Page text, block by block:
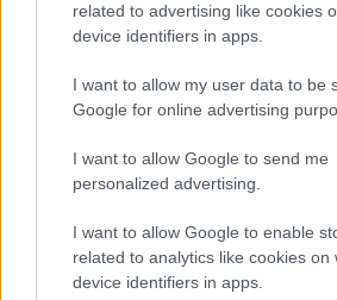
related to advertising like cookies
device identifiers in apps.
I want to allow my user data to be
Google for online advertising
I want to allow Google to send me
personalized advertising.
I want to allow Google to enable
related to analytics like cookies on
device identifiers in apps.
E-mail cím
Feliratkozom a hírlevélre és
FELIRATKOZÁS
LEGFRISSEBB